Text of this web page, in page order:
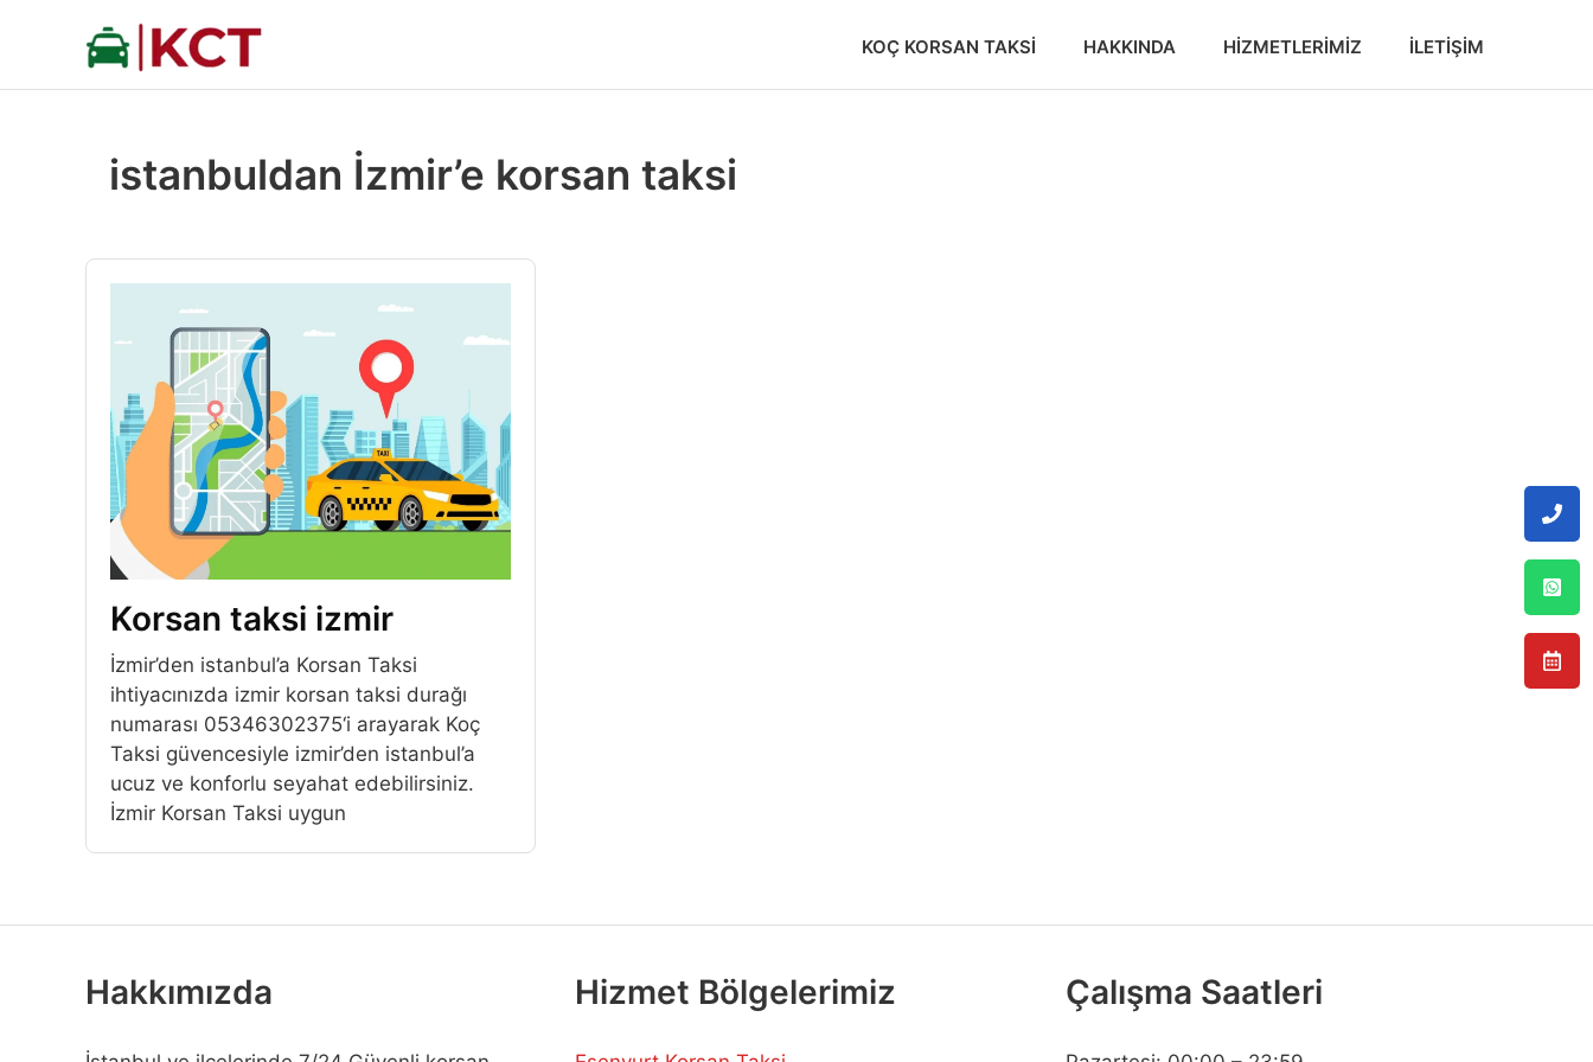
KOÇ KORSAN TAKSI HAKKINDA HIZMETLERIMIZ İLETIŞIM
istanbuldan İzmir’e korsan taksi
Korsan taksi izmir
İzmir’den istanbul’a Korsan Taksi
ihtiyacınızda izmir korsan taksi durağı
numarası 05346302375‘i arayarak Koç
Taksi güvencesiyle izmir’den istanbul’a
ucuz ve konforlu seyahat edebilirsiniz.
İzmir Korsan Taksi uygun
Hakkımızda Hizmet Bölgelerimiz Çalışma Saatleri